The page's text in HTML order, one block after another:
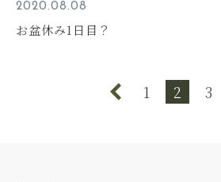
2020.08.08
お盆休み1日目？
1 2 3